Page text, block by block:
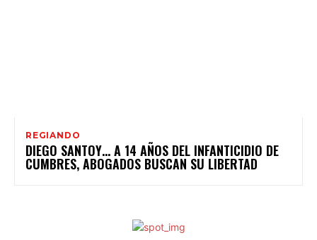
REGIANDO
DIEGO SANTOY… A 14 AÑOS DEL INFANTICIDIO DE
CUMBRES, ABOGADOS BUSCAN SU LIBERTAD